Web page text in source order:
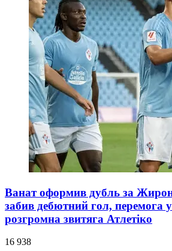
Ванат оформив дубль за
забив дебютний гол, перемога
розгромна звитяга Атлетіко
16 938